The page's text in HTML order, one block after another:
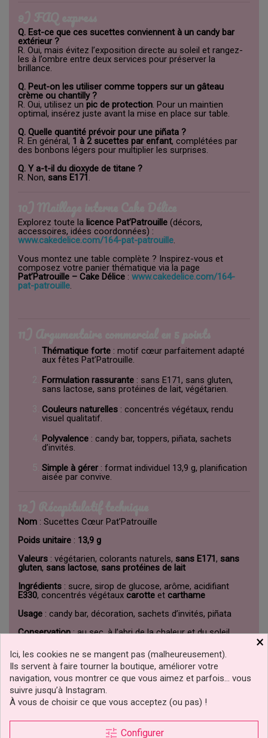
Q. Est-ce que ces sucettes conviennent à un candy bar
extérieur ?
R. Oui, mais évitez l’exposition directe au soleil et rangez-
les à l’ombre entre deux services pour préserver la
brillance.
Q. Peut-on les utiliser comme toppers sur un gâteau
crème ou chantilly ?
R. Oui, utilisez un pic de protection. Pour un maintien
optimal, insérez juste avant la mise en place sur table.
Q. Quelle quantité prévoir pour une piñata ?
R. En général, 1 à 2 sucettes par enfant, complétées par
des bonbons légers pour multiplier les surprises.
Q. Y a-t-il du dioxyde de titane ?
R. Non, sans E171.
Explorez toute la licence Pat’Patrouille (décors,
accessoires, idées coordonnées) :
www.cakedelice.com/164-pat-patrouille.
Vous montez une table complète ? Inspirez-vous et
composez votre panier thématique via la page
Pat’Patrouille – Cake Délice : www.cakedelice.com/164-
pat-patrouille.
Thématique forte : motif cœur parfaitement adapté
aux fêtes Pat’Patrouille.
Formulation rassurante : sans E171, sans gluten,
sans lactose, sans protéines de lait, végétarien.
Couleurs naturelles : concentrés végétaux, rendu
visuel qualitatif.
Polyvalence : candy bar, toppers, piñata, sachets
d’invités.
Simple à gérer: format individuel 13,9 g, planification
aisée par convive.
Nom : Sucettes Cœur Pat’Patrouille
Poids unitaire : 13,9 g
Valeurs : végétarien, colorants naturels, sans E171, sans
gluten, sans lactose, sans protéines de lait
Ingrédients : sucre, sirop de glucose, arôme, acidifiant
E330, concentrés végétaux carotte et carthame
Usage : candy bar, décoration, sachets d’invités, piñata
Conservation: au sec, à l’abri de la chaleur et du soleil
Pour coordonner toute votre fête sous licence, visitez la
pagePat’Patrouillede Cake Délice.
Référence 213040
×
Ici, les cookies ne se mangent pas (malheureusement).
Ils servent à faire tourner la boutique, améliorer votre
navigation, vous montrer ce que vous aimez et parfois… vous
suivre jusqu’à Instagram.
À vous de choisir ce que vous acceptez (ou pas) !
tune Configurer